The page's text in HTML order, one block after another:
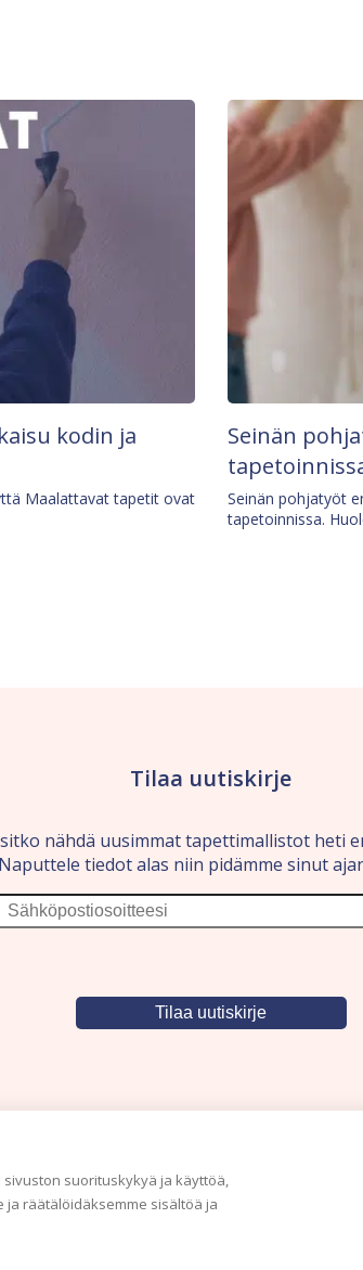
suorituskykyä ja käyttöä,
räätälöidäksemme sisältöä ja
kodin ja
Maalattavat tapetit ovat
Seinän
Seinän pohjatyöt
tapetoinnissa.
Tilaa uutiskirje
nähdä uusimmat tapettimallistot heti
Naputtele tiedot alas niin pidämme sinut